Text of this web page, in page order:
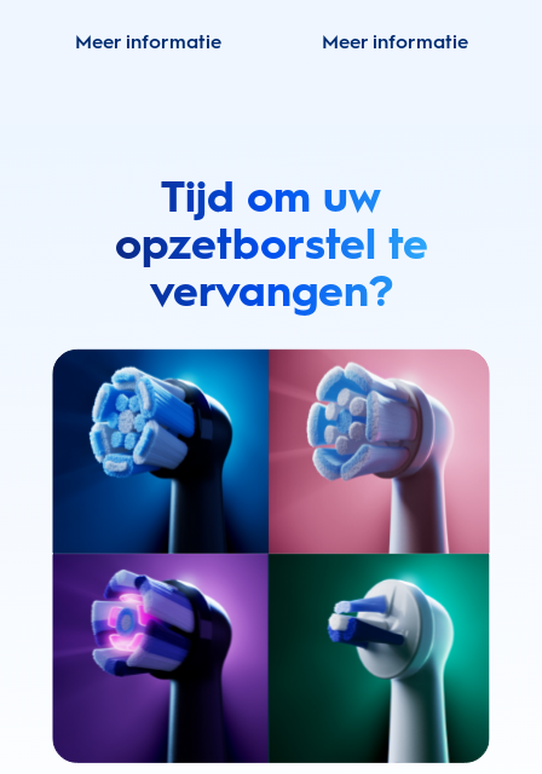
Meer informatie Meer informatie
Tijd om uw
opzetborstel te
vervangen?